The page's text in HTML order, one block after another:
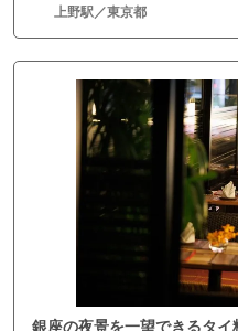
上野駅／東京都
銀座の夜景を一望できるタ